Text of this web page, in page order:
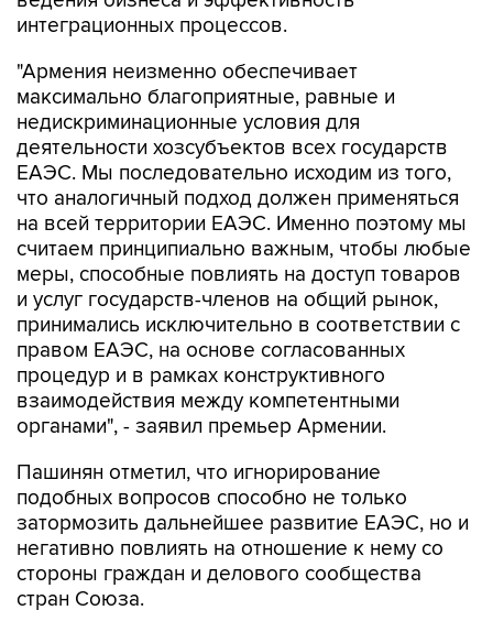
интеграционных процессов.
"Армения неизменно обеспечивает
максимально благоприятные, равные и
недискриминационные условия для
деятельности хозсубъектов всех государств
ЕАЭС. Мы последовательно исходим из того,
что аналогичный подход должен применяться
на всей территории ЕАЭС. Именно поэтому мы
считаем принципиально важным, чтобы любые
меры, способные повлиять на доступ товаров
и услуг государств-членов на общий рынок,
принимались исключительно в соответствии с
правом ЕАЭС, на основе согласованных
процедур и в рамках конструктивного
взаимодействия между компетентными
органами", - заявил премьер Армении.
Пашинян отметил, что игнорирование
подобных вопросов способно не только
затормозить дальнейшее развитие ЕАЭС, но и
негативно повлиять на отношение к нему со
стороны граждан и делового сообщества
стран Союза.